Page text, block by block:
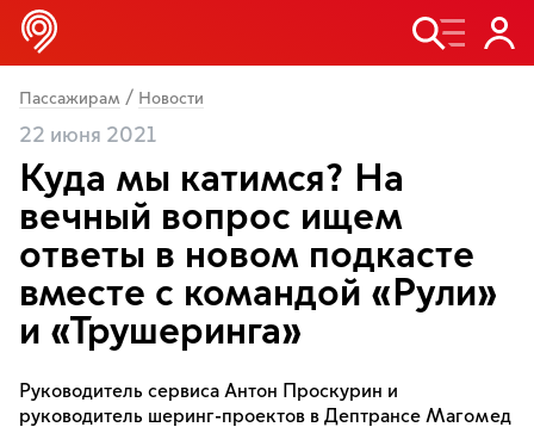
Пассажирам / Новости
22 июня 2021
Куда мы катимся? На
вечный вопрос ищем
ответы в новом подкасте
вместе с командой «Рули»
и «Трушеринга»
Руководитель сервиса Антон Проскурин и
руководитель шеринг-проектов в Дептрансе Магомед